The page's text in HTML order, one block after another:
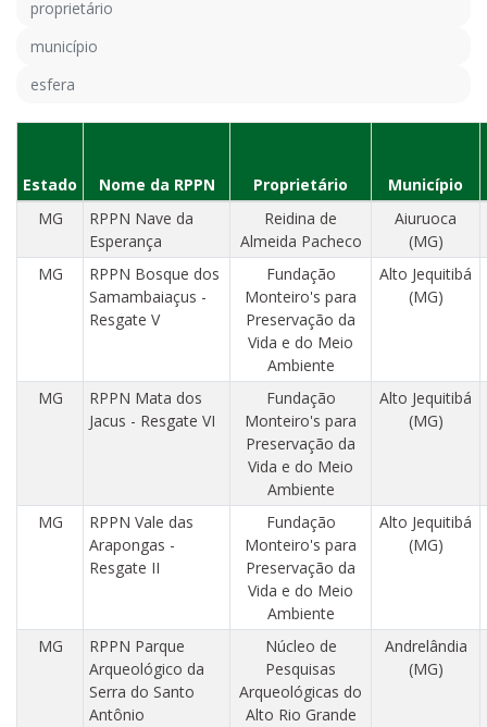
Estado Nome da RPPN Proprietário Município
MG
RPPN Nave da
Esperança
Reidina de
Almeida Pacheco
Aiuruoca
(MG)
MG
RPPN Bosque dos
Samambaiaçus -
Resgate V
Fundação
Monteiro's para
Preservação da
Vida e do Meio
Ambiente
Alto Jequitibá
(MG)
MG
RPPN Mata dos
Jacus - Resgate VI
Fundação
Monteiro's para
Preservação da
Vida e do Meio
Ambiente
Alto Jequitibá
(MG)
MG
RPPN Vale das
Arapongas -
Resgate II
Fundação
Monteiro's para
Preservação da
Vida e do Meio
Ambiente
Alto Jequitibá
(MG)
MG
RPPN Parque
Arqueológico da
Serra do Santo
Antônio
Núcleo de
Pesquisas
Arqueológicas do
Alto Rio Grande
Andrelândia
(MG)